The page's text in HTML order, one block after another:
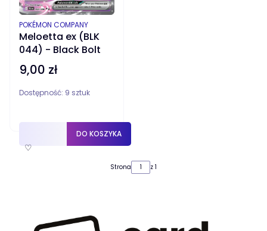
Meloetta ex (BLK
044) - Black Bolt
PRODUCENT
POKÉMON COMPANY
Cena
9,00 zł
Dostępność: 9 sztuk
♡
DO KOSZYKA
Strona z 1